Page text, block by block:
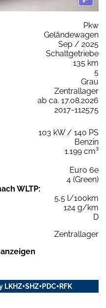
Pkw
Geländewagen
Sep / 2025
Schaltgetriebe
135 km
5
Grau
Zentrallager
ab ca. 17.08.2026
2017-112575
103 kW / 140 PS
Benzin
1.199 cm³
Euro 6e
4 (Green)
WLTP:
5,5 l/100km
124 g/km
D
Zentrallager